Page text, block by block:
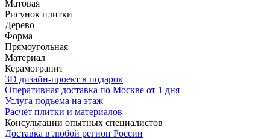
Матовая
Рисунок плитки
Дерево
Форма
Прямоугольная
Материал
Керамогранит
3D дизайн-проект в подарок
Оперативная доставка по Москве от 1 дня
Услуга подъема на этаж
Расчёт плитки и материалов
Консультации опытных специалистов
Доставка в любой регион России